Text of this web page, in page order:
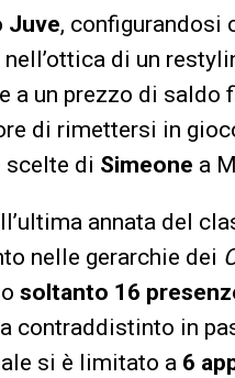
Juve, configurandosi
di un
a un prezzo di saldo
di rimettersi in
scelte di Simeone a
annata del
nelle gerarchie dei
soltanto 16
contraddistinto in
si è limitato a 6